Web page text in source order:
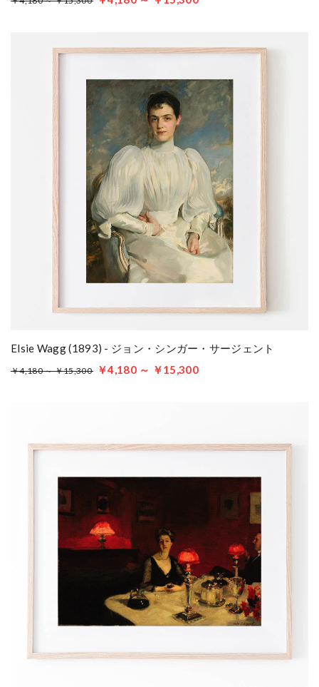
Elsie Wagg (1893) - ジョン・シンガー・サージェント
￥4,180 ～ ￥15,300 ￥4,180 ～ ￥15,300